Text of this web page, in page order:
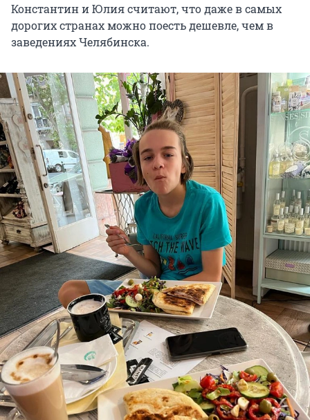
Константин и Юлия считают, что даже в самых
дорогих странах можно поесть дешевле, чем в
заведениях Челябинска.